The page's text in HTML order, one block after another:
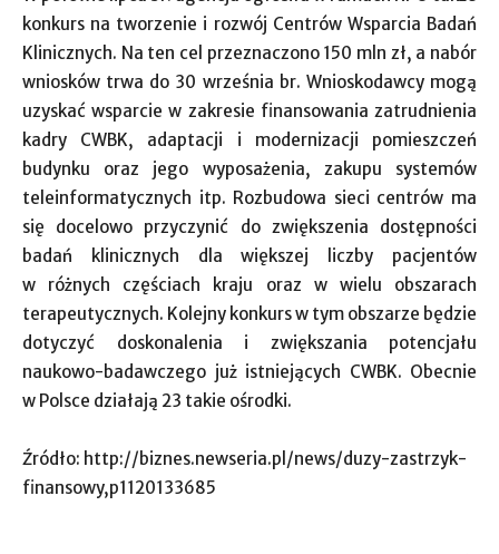
konkurs na tworzenie i rozwój Centrów Wsparcia Badań
Klinicznych. Na ten cel przeznaczono 150 mln zł, a nabór
wniosków trwa do 30 września br. Wnioskodawcy mogą
uzyskać wsparcie w zakresie finansowania zatrudnienia
kadry CWBK, adaptacji i modernizacji pomieszczeń
budynku oraz jego wyposażenia, zakupu systemów
teleinformatycznych itp. Rozbudowa sieci centrów ma
się docelowo przyczynić do zwiększenia dostępności
badań klinicznych dla większej liczby pacjentów
w różnych częściach kraju oraz w wielu obszarach
terapeutycznych. Kolejny konkurs w tym obszarze będzie
dotyczyć doskonalenia i zwiększania potencjału
naukowo-badawczego już istniejących CWBK. Obecnie
w Polsce działają 23 takie ośrodki.
Źródło: http://biznes.newseria.pl/news/duzy-zastrzyk-
finansowy,p1120133685